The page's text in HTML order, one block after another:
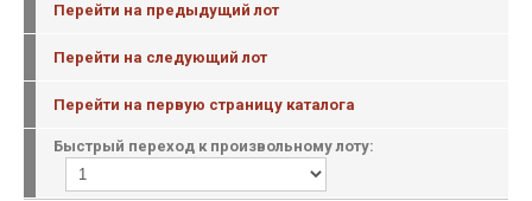
Перейти на предыдущий лот
Перейти на следующий лот
Перейти на первую страницу каталога
Быстрый переход к произвольному лоту: